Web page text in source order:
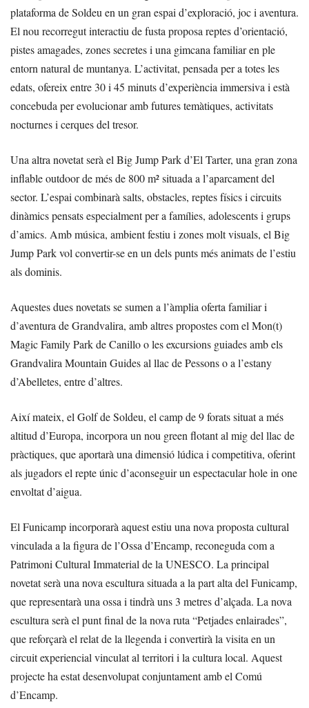
plataforma de Soldeu en un gran espai d’exploració, joc i aventura.
El nou recorregut interactiu de fusta proposa reptes d’orientació,
pistes amagades, zones secretes i una gimcana familiar en ple
entorn natural de muntanya. L’activitat, pensada per a totes les
edats, ofereix entre 30 i 45 minuts d’experiència immersiva i està
concebuda per evolucionar amb futures temàtiques, activitats
nocturnes i cerques del tresor.
Una altra novetat serà el Big Jump Park d’El Tarter, una gran zona
inflable outdoor de més de 800 m² situada a l’aparcament del
sector. L’espai combinarà salts, obstacles, reptes físics i circuits
dinàmics pensats especialment per a famílies, adolescents i grups
d’amics. Amb música, ambient festiu i zones molt visuals, el Big
Jump Park vol convertir-se en un dels punts més animats de l’estiu
als dominis.
Aquestes dues novetats se sumen a l’àmplia oferta familiar i
d’aventura de Grandvalira, amb altres propostes com el Mon(t)
Magic Family Park de Canillo o les excursions guiades amb els
Grandvalira Mountain Guides al llac de Pessons o a l’estany
d’Abelletes, entre d’altres.
Així mateix, el Golf de Soldeu, el camp de 9 forats situat a més
altitud d’Europa, incorpora un nou green flotant al mig del llac de
pràctiques, que aportarà una dimensió lúdica i competitiva, oferint
als jugadors el repte únic d’aconseguir un espectacular hole in one
envoltat d’aigua.
El Funicamp incorporarà aquest estiu una nova proposta cultural
vinculada a la figura de l’Ossa d’Encamp, reconeguda com a
Patrimoni Cultural Immaterial de la UNESCO. La principal
novetat serà una nova escultura situada a la part alta del Funicamp,
que representarà una ossa i tindrà uns 3 metres d’alçada. La nova
escultura serà el punt final de la nova ruta “Petjades enlairades”,
que reforçarà el relat de la llegenda i convertirà la visita en un
circuit experiencial vinculat al territori i la cultura local. Aquest
projecte ha estat desenvolupat conjuntament amb el Comú
d’Encamp.